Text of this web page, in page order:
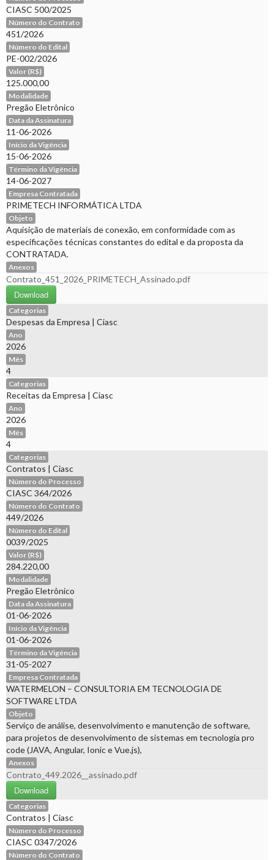
CIASC 500/2025
Número do Contrato
451/2026
Número do Edital
PE-002/2026
Valor (R$)
125.000,00
Modalidade
Pregão Eletrônico
Data da Assinatura
11-06-2026
Início da Vigência
15-06-2026
Término da Vigência
14-06-2027
Empresa Contratada
PRIMETECH INFORMÁTICA LTDA
Objeto
Aquisição de materiais de conexão, em conformidade com as
especificações técnicas constantes do edital e da proposta da
CONTRATADA.
Anexos
Contrato_451_2026_PRIMETECH_Assinado.pdf
Download
Categorias
Despesas da Empresa | Ciasc
Ano
2026
Mês
4
Categorias
Receitas da Empresa | Ciasc
Ano
2026
Mês
4
Categorias
Contratos | Ciasc
Número do Processo
CIASC 364/2026
Número do Contrato
449/2026
Número do Edital
0039/2025
Valor (R$)
284.220,00
Modalidade
Pregão Eletrônico
Data da Assinatura
01-06-2026
Início da Vigência
01-06-2026
Término da Vigência
31-05-2027
Empresa Contratada
WATERMELON – CONSULTORIA EM TECNOLOGIA DE
SOFTWARE LTDA
Objeto
Serviço de análise, desenvolvimento e manutenção de software,
para projetos de desenvolvimento de sistemas em tecnologia pro
code (JAVA, Angular, Ionic e Vue.js),
Anexos
Contrato_449.2026__assinado.pdf
Download
Categorias
Contratos | Ciasc
Número do Processo
CIASC 0347/2026
Número do Contrato